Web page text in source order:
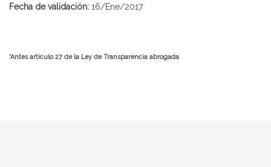
Fecha de validación: 16/Ene/2017
*Antes artículo 27 de la Ley de Transparencia abrogada